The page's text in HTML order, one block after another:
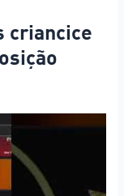
criancice